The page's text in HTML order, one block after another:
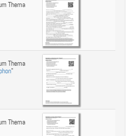
Thema
Thema
"
Thema